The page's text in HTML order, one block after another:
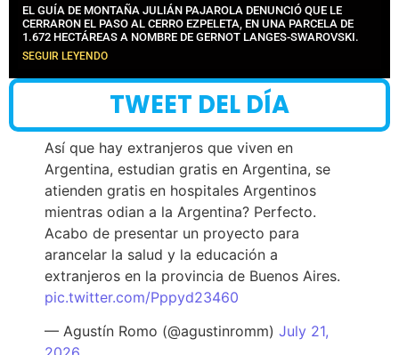
EL GUÍA DE MONTAÑA JULIÁN PAJAROLA DENUNCIÓ QUE LE
CERRARON EL PASO AL CERRO EZPELETA, EN UNA PARCELA DE
1.672 HECTÁREAS A NOMBRE DE GERNOT LANGES-SWAROVSKI.
SEGUIR LEYENDO
TWEET DEL DÍA
Así que hay extranjeros que viven en
Argentina, estudian gratis en Argentina, se
atienden gratis en hospitales Argentinos
mientras odian a la Argentina? Perfecto.
Acabo de presentar un proyecto para
arancelar la salud y la educación a
extranjeros en la provincia de Buenos Aires.
pic.twitter.com/Pppyd23460
— Agustín Romo (@agustinromm) July 21,